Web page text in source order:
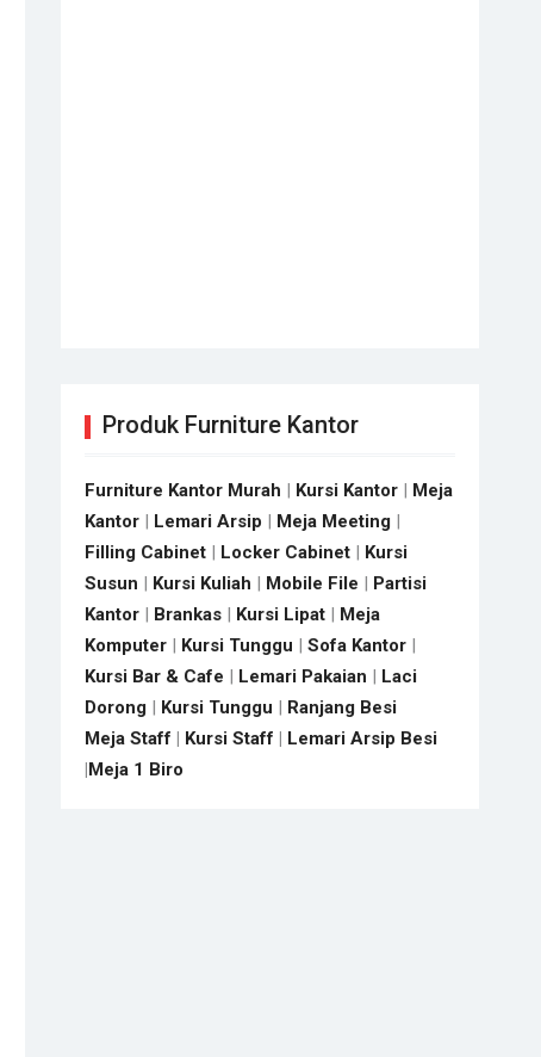
Produk Furniture Kantor
Furniture Kantor Murah | Kursi Kantor | Meja
Kantor | Lemari Arsip | Meja Meeting |
Filling Cabinet | Locker Cabinet | Kursi
Susun | Kursi Kuliah | Mobile File | Partisi
Kantor | Brankas | Kursi Lipat | Meja
Komputer | Kursi Tunggu | Sofa Kantor |
Kursi Bar & Cafe | Lemari Pakaian | Laci
Dorong | Kursi Tunggu | Ranjang Besi
Meja Staff | Kursi Staff | Lemari Arsip Besi
|Meja 1 Biro